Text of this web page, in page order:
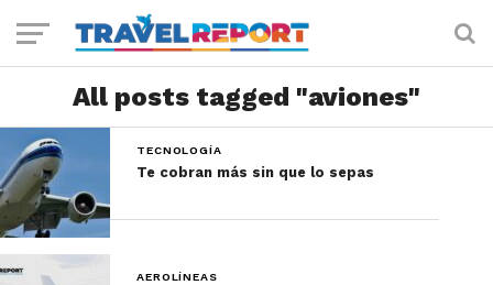
All posts tagged "aviones"
TECNOLOGÍA
Te cobran más sin que lo sepas
AEROLÍNEAS